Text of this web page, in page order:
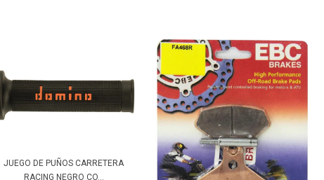
JUEGO DE PUÑOS CARRETERA
RACING NEGRO CO...